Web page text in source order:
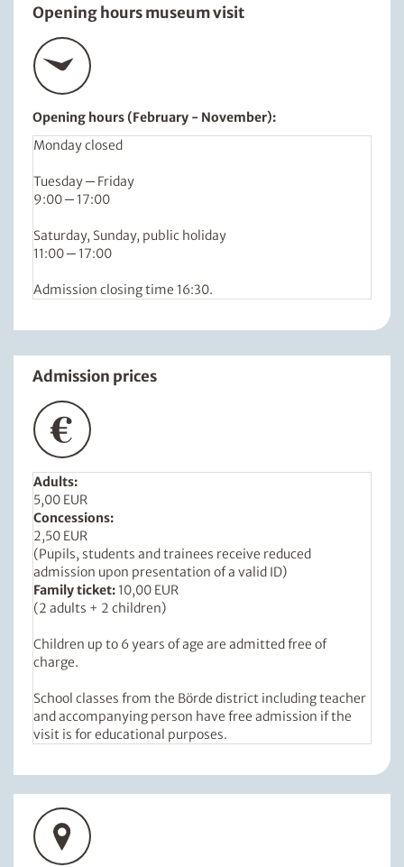
Opening hours museum visit
Opening hours (February - November):
Monday closed
Tuesday ─ Friday
9:00 ─ 17:00
Saturday, Sunday, public holiday
11:00 ─ 17:00
Admission closing time 16:30.
Admission prices
Adults:
5,00 EUR
Concessions:
2,50 EUR
(Pupils, students and trainees receive reduced
admission upon presentation of a valid ID)
Family ticket: 10,00 EUR
(2 adults + 2 children)
Children up to 6 years of age are admitted free of
charge.
School classes from the Börde district including teacher
and accompanying person have free admission if the
visit is for educational purposes.